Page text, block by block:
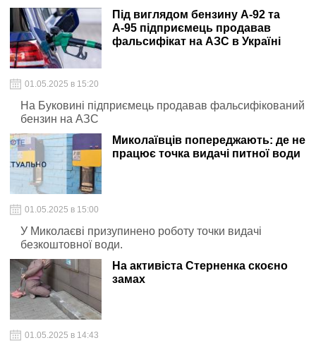
Під виглядом бензину А-92 та
А-95 підприємець продавав
фальсифікат на АЗС в Україні
01.05.2025 в 15:20
На Буковині підприємець продавав фальсифікований
бензин на АЗС
Миколаївців попереджають: де не
працює точка видачі питної води
01.05.2025 в 15:00
У Миколаєві призупинено роботу точки видачі
безкоштовної води.
На активіста Стерненка скоєно
замах
01.05.2025 в 14:43